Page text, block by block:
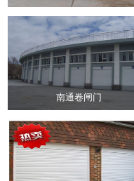
南通卷闸门